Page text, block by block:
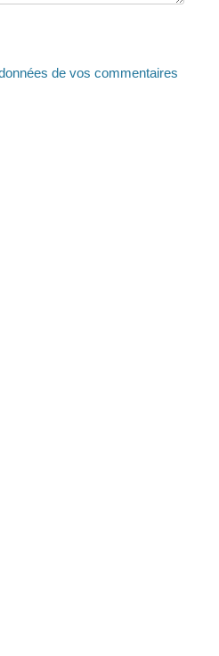
de vos commentaires